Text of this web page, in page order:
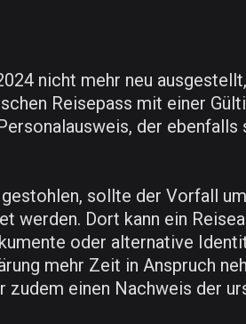
nicht mehr neu
Reisepass mit einer
der
sollte der Vorfall
werden. Dort kann ein
oder alternative
mehr Zeit in Anspruch
zudem einen Nachweis der